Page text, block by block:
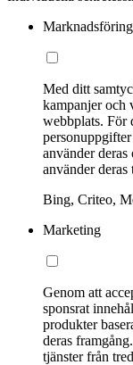
Med ditt
kampanjer och
webbplats. För
använder
använder deras
Bing, Criteo,
Marketing
Genom att
sponsrat
produkter
deras
tjänster från